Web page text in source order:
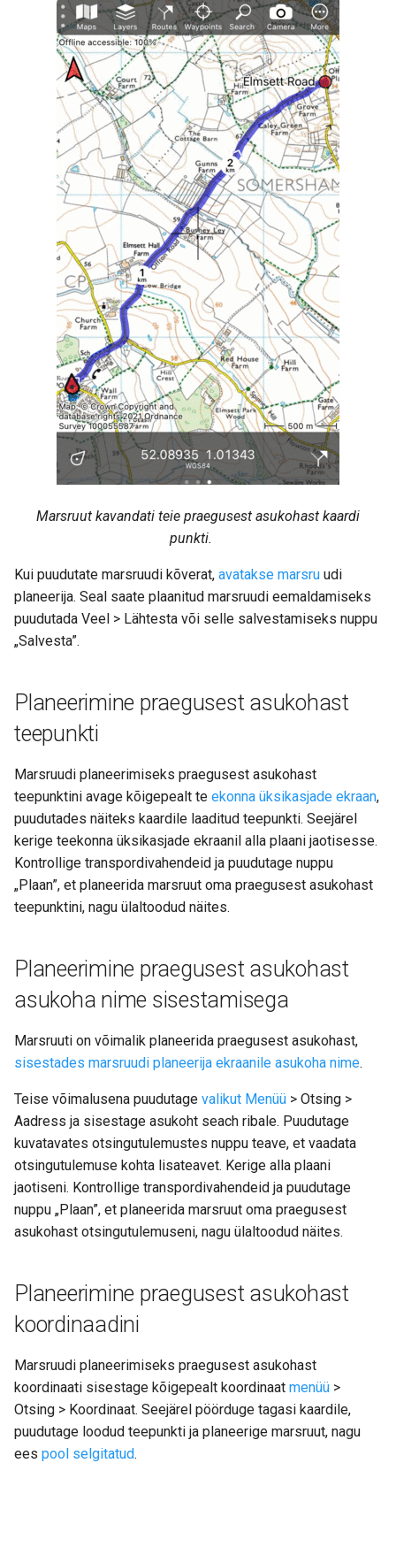
Marsruut kavandati teie praegusest asukohast kaardi
punkti.
Kui puudutate marsruudi kõverat, avatakse marsru udi
planeerija. Seal saate plaanitud marsruudi eemaldamiseks
puudutada Veel > Lähtesta või selle salvestamiseks nuppu
„Salvesta”.
Planeerimine praegusest asukohast
teepunkti
Marsruudi planeerimiseks praegusest asukohast
teepunktini avage kõigepealt te ekonna üksikasjade ekraan,
puudutades näiteks kaardile laaditud teepunkti. Seejärel
kerige teekonna üksikasjade ekraanil alla plaani jaotisesse.
Kontrollige transpordivahendeid ja puudutage nuppu
„Plaan”, et planeerida marsruut oma praegusest asukohast
teepunktini, nagu ülaltoodud näites.
Planeerimine praegusest asukohast
asukoha nime sisestamisega
Marsruuti on võimalik planeerida praegusest asukohast,
sisestades marsruudi planeerija ekraanile asukoha nime.
Teise võimalusena puudutage valikut Menüü > Otsing >
Aadress ja sisestage asukoht seach ribale. Puudutage
kuvatavates otsingutulemustes nuppu teave, et vaadata
otsingutulemuse kohta lisateavet. Kerige alla plaani
jaotiseni. Kontrollige transpordivahendeid ja puudutage
nuppu „Plaan”, et planeerida marsruut oma praegusest
asukohast otsingutulemuseni, nagu ülaltoodud näites.
Planeerimine praegusest asukohast
koordinaadini
Marsruudi planeerimiseks praegusest asukohast
koordinaati sisestage kõigepealt koordinaat menüü >
Otsing > Koordinaat. Seejärel pöörduge tagasi kaardile,
puudutage loodud teepunkti ja planeerige marsruut, nagu
ees pool selgitatud.